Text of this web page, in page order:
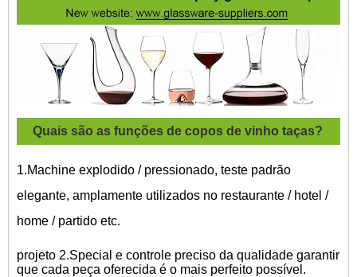
Quais são as funções de copos de vinho taças?
1.Machine explodido / pressionado, teste padrão
elegante, amplamente utilizados no restaurante / hotel /
home / partido etc.
projeto 2.Special e controle preciso da qualidade garantir
que cada peça oferecida é o mais perfeito possível.